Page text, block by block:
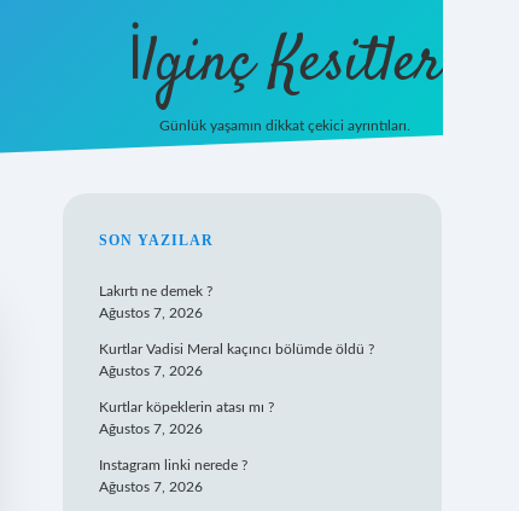
İlginç Kesitler
Günlük yaşamın dikkat çekici ayrıntıları.
SIDEBAR
SON YAZILAR
Lakırtı ne demek ?
Ağustos 7, 2026
Kurtlar Vadisi Meral kaçıncı bölümde öldü ?
Ağustos 7, 2026
Kurtlar köpeklerin atası mı ?
Ağustos 7, 2026
Instagram linki nerede ?
Ağustos 7, 2026